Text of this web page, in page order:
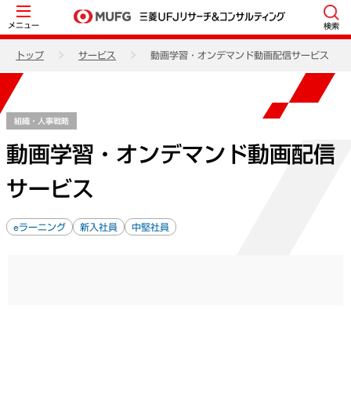
メニュー 検索
トップ サービス 動画学習・オンデマンド動画配信サービス
組織・人事戦略
動画学習・オンデマンド動画配信
サービス
eラーニング 新入社員 中堅社員